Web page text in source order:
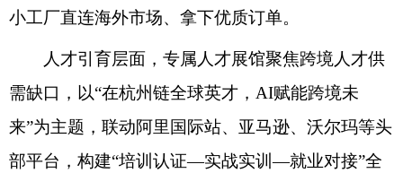
小工厂直连海外市场、拿下优质订单。
人才引育层面，专属人才展馆聚焦跨境人才供
需缺口，以“在杭州链全球英才，AI赋能跨境未
来”为主题，联动阿里国际站、亚马逊、沃尔玛等头
部平台，构建“培训认证—实战实训—就业对接”全